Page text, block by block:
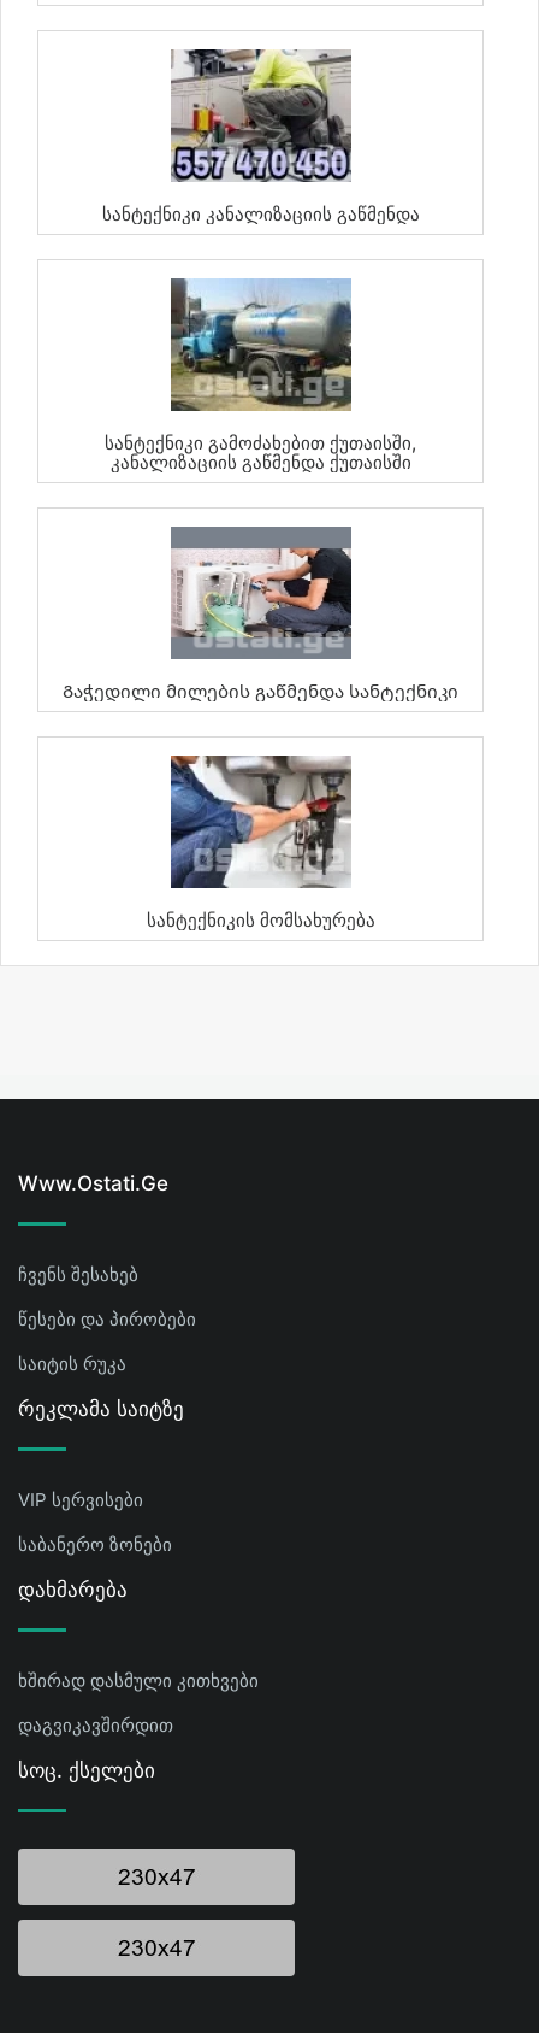
Სანტექნიკი Კანალიზაციის Გაწმენდა
Სანტექნიკი Გამოძახებით Ქუთაისში,
Კანალიზაციის Გაწმენდა Ქუთაისში
Გაჭედილი Მილების Გაწმენდა Სანტექნიკი
Სანტექნიკის Მომსახურება
Www.ostati.ge
ჩვენს შესახებ
წესები და პირობები
საიტის რუკა
Რეკლამა Საიტზე
VIP სერვისები
საბანერო ზონები
Დახმარება
ხშირად დასმული კითხვები
დაგვიკავშირდით
Სოც. Ქსელები